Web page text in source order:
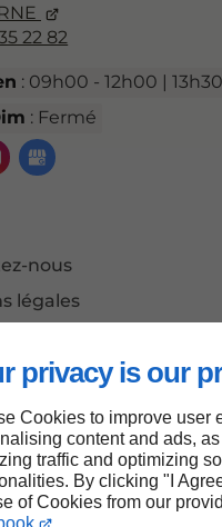
privacy is our
Cookies to improve user
content and ads,
traffic and optimizing
By clicking "I
of Cookies from our
22 82
: 09h00 - 12h00 |
: Fermé
nous
légales
Haut de page